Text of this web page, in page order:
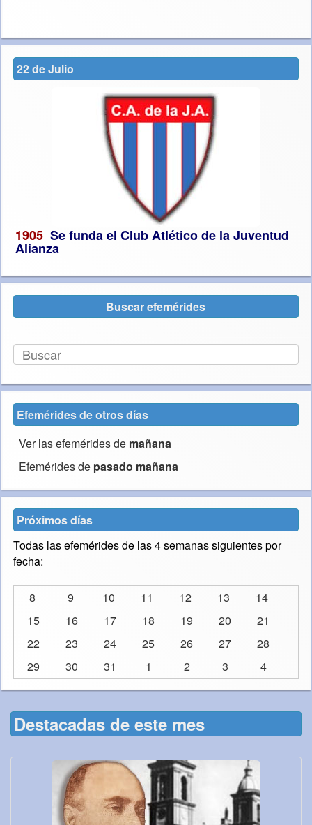
22 de Julio
1905
Alianza
Buscar efemérides
Efemérides de otros días
Ver las efemérides de mañana
Efemérides de pasado mañana
Próximos días
Todas las efemérides de las 4 semanas siguientes por
fecha:
8 9 10 11 12 13
14
15
16 17 18 19 20
21
22
23 24 25 26 27
28
29
30 31 1 2 3 4
Destacadas de este mes